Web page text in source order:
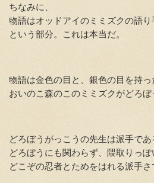
ちなみに、
物語はオッドアイのミミズクの語り
という部分。これは本当だ。
物語は金色の目と、銀色の目を持っ
おいのこ森のこのミミズクがどろぼ
どろぼうがっこうの先生は派手であ
どろぼうにも関わらず、隈取りっぽ
どこぞの忍者とためをはれる派手さ